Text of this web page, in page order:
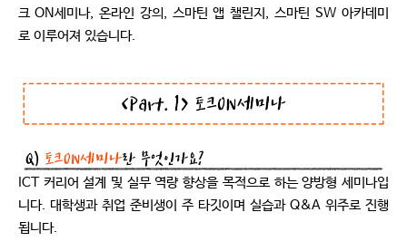
크 ON세미나, 온라인 강의, 스마틴 앱 챌린지, 스마틴 SW 아카데미
로 이루어져 있습니다.
ICT 커리어 설계 및 실무 역량 향상을 목적으로 하는 양방형 세미나입
니다. 대학생과 취업 준비생이 주 타깃이며 실습과 Q&A 위주로 진행
됩니다.